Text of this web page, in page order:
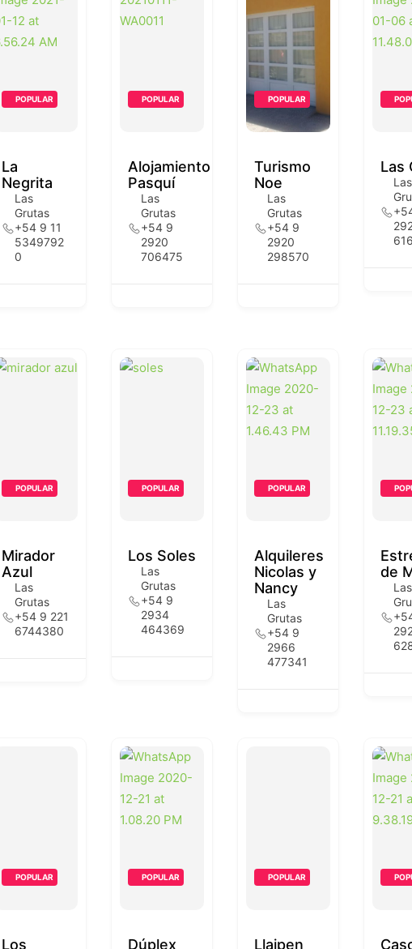
POPULAR
La
Negrita
Las
Grutas
+54 9 11
5349792
0
POPULAR
Alojamiento
Pasquí
Las
Grutas
+54 9
2920
706475
POPULAR
Turismo
Noe
Las
Grutas
+54 9
2920
298570
Las
Las
POPULAR
Mirador
Azul
Las
Grutas
+54 9 221
6744380
POPULAR
Los Soles
Las
Grutas
+54 9
2934
464369
POPULAR
Alquileres
Nicolas y
Nancy
Las
Grutas
+54 9
2966
477341
de
Las
POPULAR
Los
POPULAR
Dúplex
POPULAR
Llaipen